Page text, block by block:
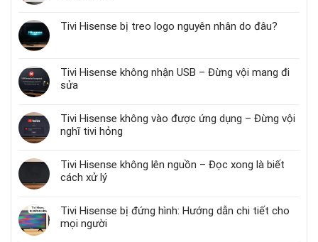
Tivi Hisense bị treo logo nguyên nhân do đâu?
Tivi Hisense không nhận USB – Đừng vội mang đi
sửa
Tivi Hisense không vào được ứng dụng – Đừng vội
nghĩ tivi hỏng
Tivi Hisense không lên nguồn – Đọc xong là biết
cách xử lý
Tivi Hisense bị đứng hình: Hướng dẫn chi tiết cho
mọi người